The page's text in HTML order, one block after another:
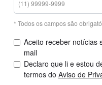
* Todos os campos são
Aceito receber notícias
mail
Declaro que li e estou
termos do Aviso de
Carga
Pré-